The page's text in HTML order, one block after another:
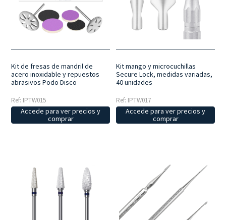
Kit de fresas de mandril de
acero inoxidable y repuestos
abrasivos Podo Disco
Ref: IPTW015
Accede para ver precios y
comprar
Kit mango y microcuchillas
Secure Lock, medidas variadas,
40 unidades
Ref: IPTW017
Accede para ver precios y
comprar